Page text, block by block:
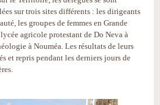
sur trois sites différents : les dirigeants
les groupes de femmes en Grande
agricole protestant de Do Neva à
à Nouméa. Les résultats de leurs
et repris pendant les derniers jours de